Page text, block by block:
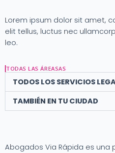
Lorem ipsum dolor sit amet,
elit tellus, luctus nec
leo.
TODAS LAS ÁREASAS
TODOS LOS SERVICIOS
TAMBIÉN EN TU CIUDAD
Abogados Via Rápida es